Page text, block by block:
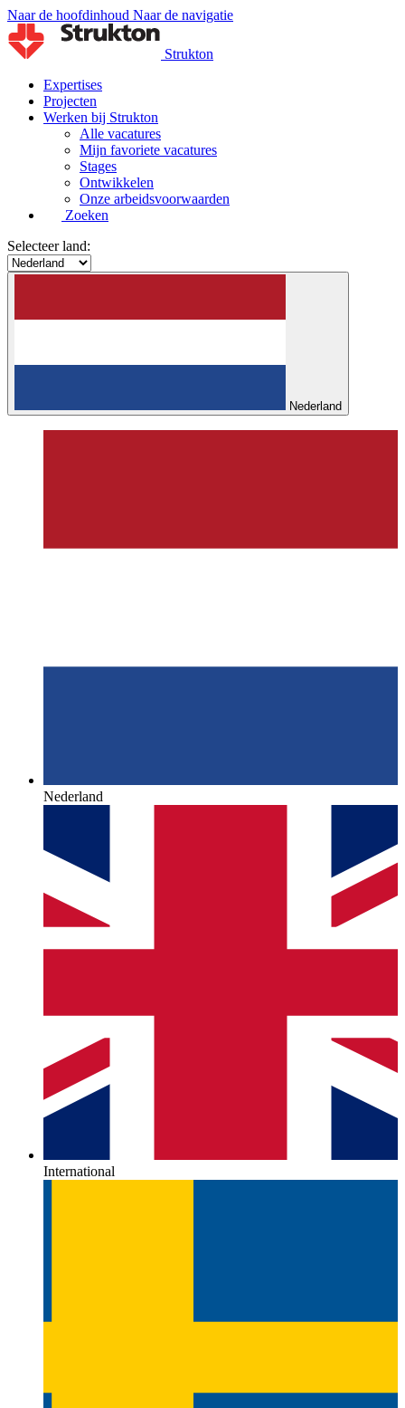
Naar de hoofdinhoud Naar de navigatie
Strukton
Expertises
Projecten
Werken bij Strukton
Alle vacatures
Mijn favoriete vacatures
Stages
Ontwikkelen
Onze arbeidsvoorwaarden
Zoeken
Selecteer land:
Nederland
Nederland
International